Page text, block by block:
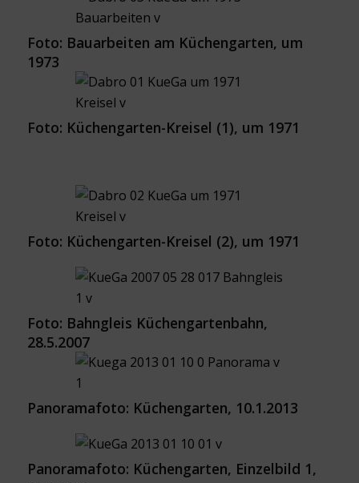
Foto: Bauarbeiten am Küchengarten, um
1973
Foto: Küchengarten-Kreisel (1), um 1971
Foto: Küchengarten-Kreisel (2), um 1971
Foto: Bahngleis Küchengartenbahn,
28.5.2007
Panoramafoto: Küchengarten, 10.1.2013
Panoramafoto: Küchengarten, Einzelbild 1,